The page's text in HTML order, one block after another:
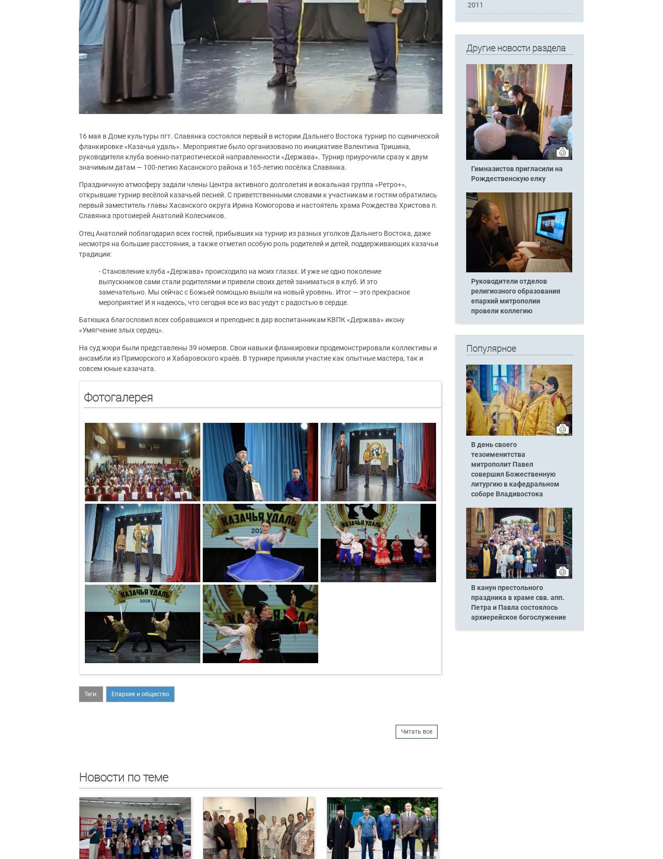
16 мая в Доме культуры пгт. Славянка состоялся первый в истории Дальнего Востока турнир по сценической
фланкировке «Казачья удаль». Мероприятие было организовано по инициативе Валентина Тришина,
руководителя клуба военно-патриотической направленности «Держава». Турнир приурочили сразу к двум
значимым датам — 100-летию Хасанского района и 165-летию посёлка Славянка.
Праздничную атмосферу задали члены Центра активного долголетия и вокальная группа «Ретро+»,
открывшие турнир весёлой казачьей песней. С приветственными словами к участникам и гостям обратились
первый заместитель главы Хасанского округа Ирина Комогорова и настоятель храма Рождества Христова п.
Славянка протоиерей Анатолий Колесников.
Отец Анатолий поблагодарил всех гостей, прибывших на турнир из разных уголков Дальнего Востока, даже
несмотря на большие расстояния, а также отметил особую роль родителей и детей, поддерживающих казачьи
традиции:
- Становление клуба «Держава» происходило на моих глазах. И уже не одно поколение
выпускников сами стали родителями и привели своих детей заниматься в клуб. И это
замечательно. Мы сейчас с Божьей помощью вышли на новый уровень. Итог — это прекрасное
мероприятие! И я надеюсь, что сегодня все из вас уедут с радостью в сердце.
Батюшка благословил всех собравшихся и преподнес в дар воспитанникам КВПК «Держава» икону
«Умягчение злых сердец».
На суд жюри были представлены 39 номеров. Свои навыки фланкировки продемонстрировали коллективы и
ансамбли из Приморского и Хабаровского краёв. В турнире приняли участие как опытные мастера, так и
совсем юные казачата.
Фотогалерея
Теги: Епархия и общество
Читать все
Новости по теме
2011
Другие новости раздела
Гимназистов пригласили на
Рождественскую елку
Руководители отделов
религиозного образования
епархий митрополии
провели коллегию
Популярное
В день своего
тезоименитства
митрополит Павел
совершил Божественную
литургию в кафедральном
соборе Владивостока
В канун престольного
праздника в храме свв. апп.
Петра и Павла состоялось
архиерейское богослужение